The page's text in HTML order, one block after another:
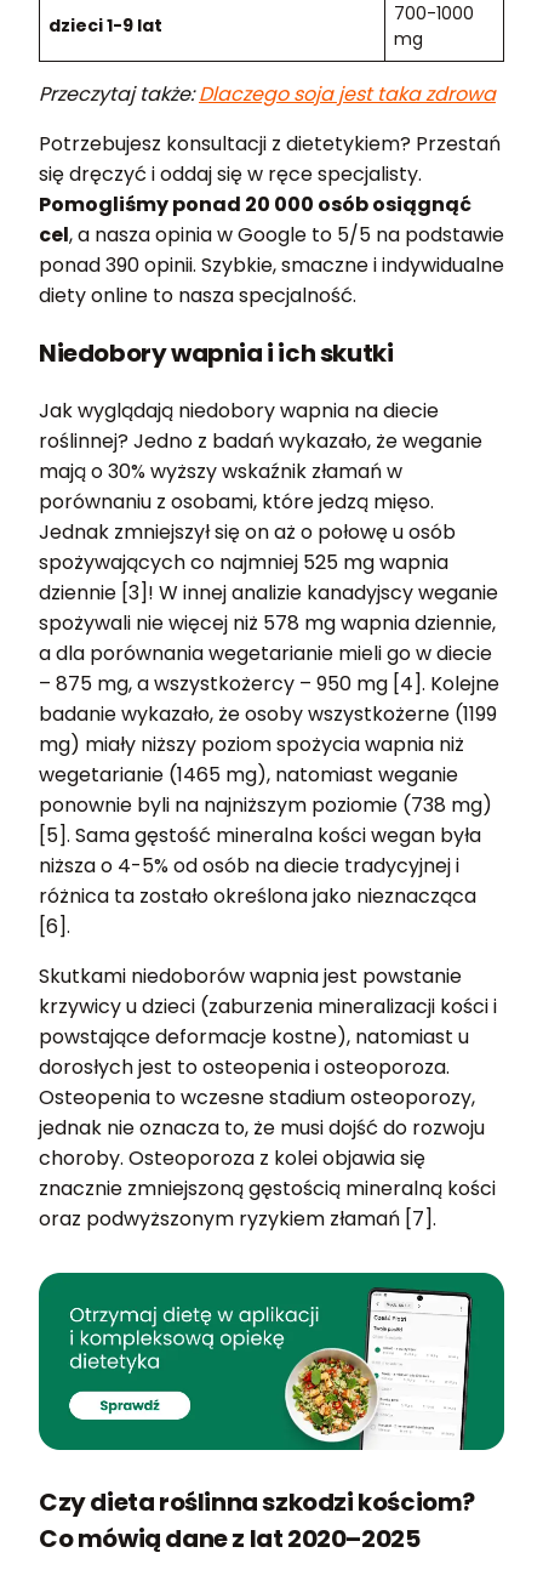
dzieci 1-9 lat
700-1000
mg
Przeczytaj także:Dlaczego soja jest taka zdrowa
Potrzebujesz konsultacji z dietetykiem? Przestań
się dręczyć i oddaj się w ręce specjalisty.
Pomogliśmy ponad 20 000 osób osiągnąć
cel, a nasza opinia w Google to 5/5 na podstawie
ponad 390 opinii. Szybkie, smaczne i indywidualne
diety online to nasza specjalność.
Niedobory wapnia i ich skutki
Jak wyglądają niedobory wapnia na diecie
roślinnej? Jedno z badań wykazało, że weganie
mają o 30% wyższy wskaźnik złamań w
porównaniu z osobami, które jedzą mięso.
Jednak zmniejszył się on aż o połowę u osób
spożywających co najmniej 525 mg wapnia
dziennie [3]! W innej analizie kanadyjscy weganie
spożywali nie więcej niż 578 mg wapnia dziennie,
a dla porównania wegetarianie mieli go w diecie
– 875 mg, a wszystkożercy – 950 mg [4]. Kolejne
badanie wykazało, że osoby wszystkożerne (1199
mg) miały niższy poziom spożycia wapnia niż
wegetarianie (1465 mg), natomiast weganie
ponownie byli na najniższym poziomie (738 mg)
[5]. Sama gęstość mineralna kości wegan była
niższa o 4-5% od osób na diecie tradycyjnej i
różnica ta zostało określona jako nieznacząca
[6].
Skutkami niedoborów wapnia jest powstanie
krzywicy u dzieci (zaburzenia mineralizacji kości i
powstające deformacje kostne), natomiast u
dorosłych jest to osteopenia i osteoporoza.
Osteopenia to wczesne stadium osteoporozy,
jednak nie oznacza to, że musi dojść do rozwoju
choroby. Osteoporoza z kolei objawia się
znacznie zmniejszoną gęstością mineralną kości
oraz podwyższonym ryzykiem złamań [7].
Czy dieta roślinna szkodzi kościom?
Co mówią dane z lat 2020–2025